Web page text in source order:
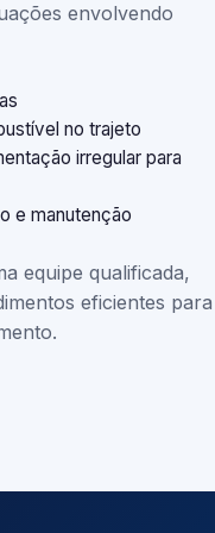
envolvendo
no trajeto
irregular para
e manutenção
equipe qualificada,
eficientes para